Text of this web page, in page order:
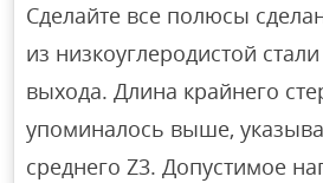
Сделайте все полюсы
из низкоуглеродистой
выхода. Длина крайнего
упоминалось выше,
среднего Z3. Допустимое